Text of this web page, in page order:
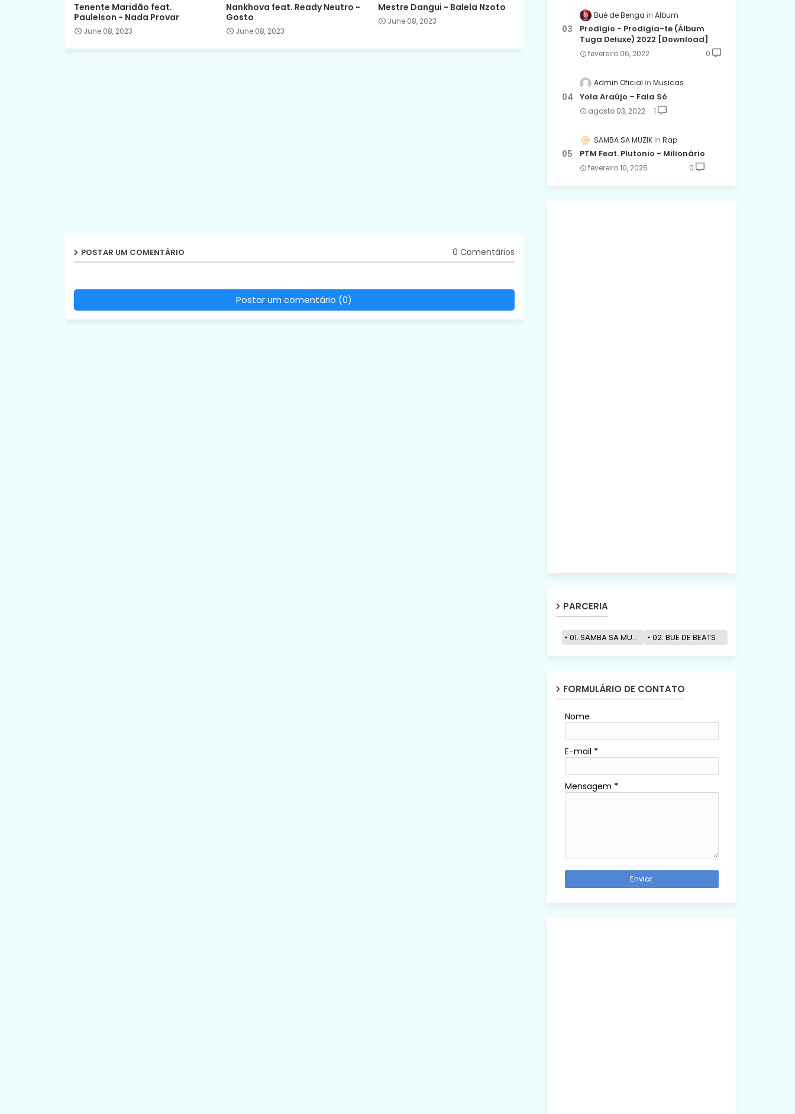
Tenente Maridão feat.
Paulelson - Nada Provar
June 08, 2023
Nankhova feat. Ready Neutro -
Gosto
June 08, 2023
Mestre Dangui - Balela Nzoto
June 08, 2023
POSTAR UM COMENTÁRIO 0 Comentários
Postar um comentário (0)
Bué de Benga Album
Prodigio - Prodigia-te (Álbum
Tuga Deluxe) 2022 [Download]
fevereiro 06, 2022 0
Admin Oficial Musicas
Yola Araújo – Fala Só
agosto 03, 2022 1
SAMBA SA MUZIK Rap
PTM Feat. Plutonio - Milionário
fevereiro 10, 2025 0
PARCERIA
01. SAMBA SA MUZIK 02. BUE DE BEATS
FORMULÁRIO DE CONTATO
Nome
E-mail *
Mensagem *